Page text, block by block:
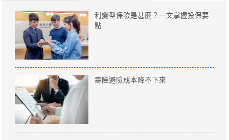
利變型保險是甚麼？一文掌握投保要
點
壽險避險成本降不下來